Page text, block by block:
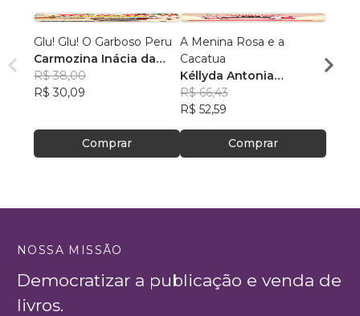
Glu! Glu! O Garboso Peru
Carmozina Inácia da
Silva Rodrigues
R$ 38,00
R$ 30,09
Comprar
A Menina Rosa e a
Cacatua
Kéllyda Antonia
Casemiro
R$ 66,43
R$ 52,59
Comprar
R$
NOSSA MISSÃO
Democratizar a publicação e venda de
livros.